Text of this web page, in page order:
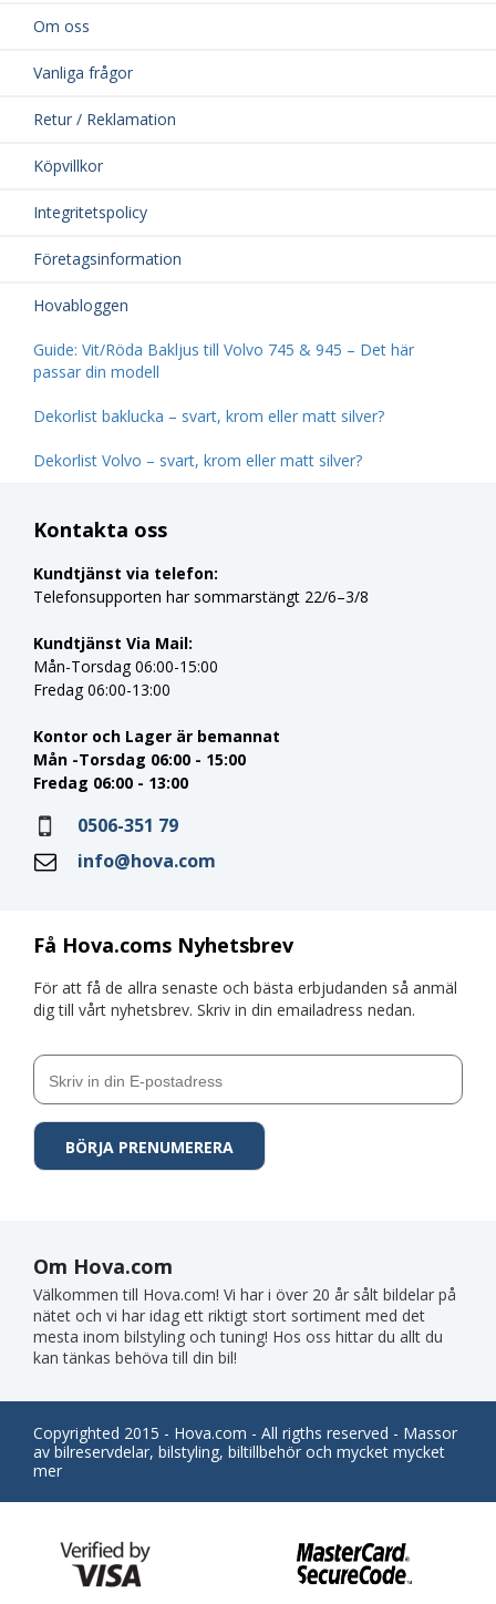
Om oss
Vanliga frågor
Retur / Reklamation
Köpvillkor
Integritetspolicy
Företagsinformation
Hovabloggen
Guide: Vit/Röda Bakljus till Volvo 745 & 945 – Det här
passar din modell
Dekorlist baklucka – svart, krom eller matt silver?
Dekorlist Volvo – svart, krom eller matt silver?
Få Hova.coms Nyhetsbrev
För att få de allra senaste och bästa erbjudanden så anmäl
dig till vårt nyhetsbrev. Skriv in din emailadress nedan.
Kontakta oss
Kundtjänst via telefon:
Telefonsupporten har sommarstängt 22/6–3/8
Kundtjänst Via Mail:
Mån-Torsdag 06:00-15:00
Fredag 06:00-13:00
Kontor och Lager är bemannat
Mån -Torsdag 06:00 - 15:00
Fredag 06:00 - 13:00
0506-351 79
info@hova.com
Om Hova.com
Välkommen till Hova.com! Vi har i över 20 år sålt bildelar på
nätet och vi har idag ett riktigt stort sortiment med det
mesta inom bilstyling och tuning! Hos oss hittar du allt du
kan tänkas behöva till din bil!
Copyrighted 2015 - Hova.com - All rigths reserved - Massor
av bilreservdelar, bilstyling, biltillbehör och mycket mycket
mer